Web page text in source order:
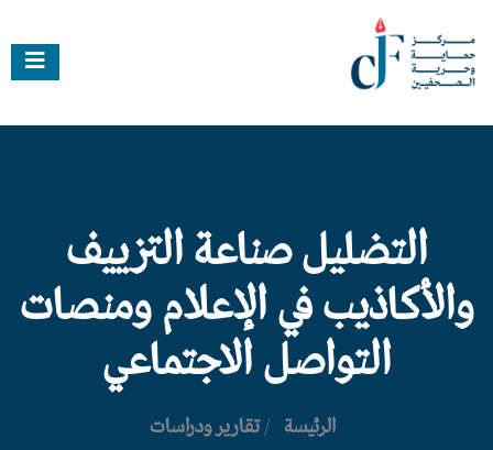
التضليل صناعة التزييف
والأكاذيب في الإعلام ومنصات
التواصل الاجتماعي
الرئيسة /تقارير ودراسات